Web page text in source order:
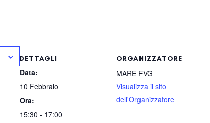
DETTAGLI
Data:
10 Febbraio
Ora:
15:30 - 17:00
ORGANIZZATORE
MARE FVG
Visualizza il sito
dell'Organizzatore